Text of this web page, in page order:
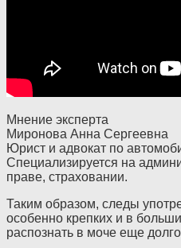
Мнение эксперта
Миронова Анна Сергеевна
Юрист и адвокат по
Специализируется на
праве, страховании.
Таким образом, следы
особенно крепких и в
распознать в моче еще